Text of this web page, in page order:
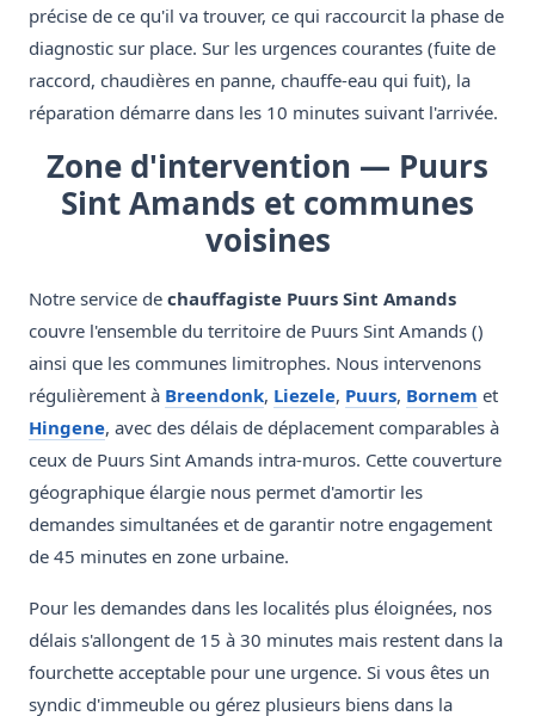
précise de ce qu'il va trouver, ce qui raccourcit la phase de
diagnostic sur place. Sur les urgences courantes (fuite de
raccord, chaudières en panne, chauffe-eau qui fuit), la
réparation démarre dans les 10 minutes suivant l'arrivée.
Zone d'intervention — Puurs
Sint Amands et communes
voisines
Notre service de chauffagiste Puurs Sint Amands
couvre l'ensemble du territoire de Puurs Sint Amands ()
ainsi que les communes limitrophes. Nous intervenons
régulièrement à Breendonk, Liezele, Puurs, Bornem et
Hingene, avec des délais de déplacement comparables à
ceux de Puurs Sint Amands intra-muros. Cette couverture
géographique élargie nous permet d'amortir les
demandes simultanées et de garantir notre engagement
de 45 minutes en zone urbaine.
Pour les demandes dans les localités plus éloignées, nos
délais s'allongent de 15 à 30 minutes mais restent dans la
fourchette acceptable pour une urgence. Si vous êtes un
syndic d'immeuble ou gérez plusieurs biens dans la